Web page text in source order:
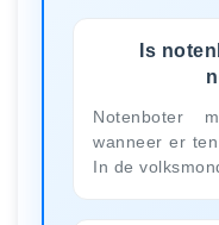
Is
Notenboter
wanneer er
In de